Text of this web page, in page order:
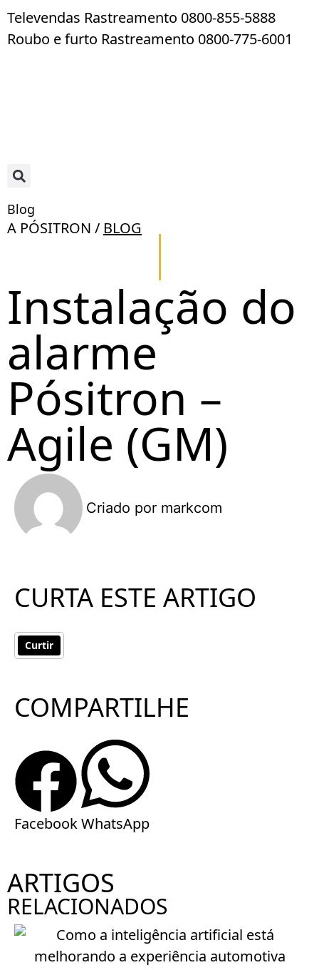
Televendas Rastreamento 0800-855-5888
Roubo e furto Rastreamento 0800-775-6001
Blog
A PÓSITRON / BLOG
Instalação do
alarme
Pósitron –
Agile (GM)
Criado por markcom
CURTA ESTE ARTIGO
Curtir
COMPARTILHE
FacebookWhatsApp
ARTIGOS
RELACIONADOS